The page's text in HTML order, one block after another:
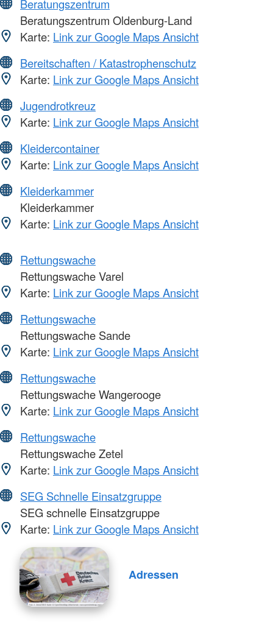
Beratungszentrum
Beratungszentrum Oldenburg-Land
Karte: Link zur Google Maps Ansicht
Bereitschaften / Katastrophenschutz
Karte: Link zur Google Maps Ansicht
Jugendrotkreuz
Karte: Link zur Google Maps Ansicht
Kleidercontainer
Karte: Link zur Google Maps Ansicht
Kleiderkammer
Kleiderkammer
Karte: Link zur Google Maps Ansicht
Rettungswache
Rettungswache Varel
Karte: Link zur Google Maps Ansicht
Rettungswache
Rettungswache Sande
Karte: Link zur Google Maps Ansicht
Rettungswache
Rettungswache Wangerooge
Karte: Link zur Google Maps Ansicht
Rettungswache
Rettungswache Zetel
Karte: Link zur Google Maps Ansicht
SEG Schnelle Einsatzgruppe
SEG schnelle Einsatzgruppe
Karte: Link zur Google Maps Ansicht
Adressen